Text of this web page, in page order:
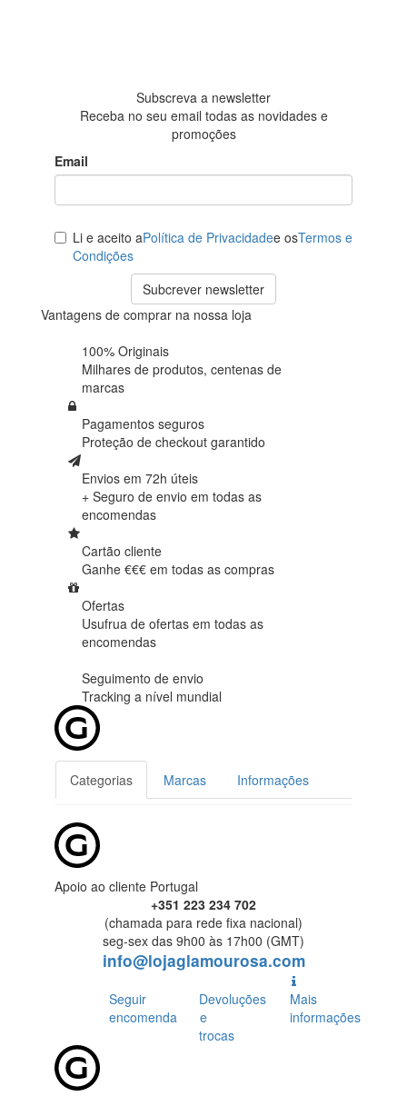
Subscreva a newsletter
Receba no seu email todas as novidades e
promoções
Email
Li e aceito aPolítica de Privacidadee osTermos e
Condições
Subcrever newsletter
Vantagens de comprar na nossa loja
100% Originais
Milhares de produtos, centenas de
marcas
Pagamentos seguros
Proteção de checkout garantido
Envios em 72h úteis
+ Seguro de envio em todas as
encomendas
Cartão cliente
Ganhe €€€ em todas as compras
Ofertas
Usufrua de ofertas em todas as
encomendas
Seguimento de envio
Tracking a nível mundial
Categorias Marcas Informações
Apoio ao cliente Portugal
+351 223 234 702
(chamada para rede fixa nacional)
seg-sex das 9h00 às 17h00 (GMT)
info@lojaglamourosa.com
Seguir
encomenda
Devoluções
e
trocas
Mais
informações